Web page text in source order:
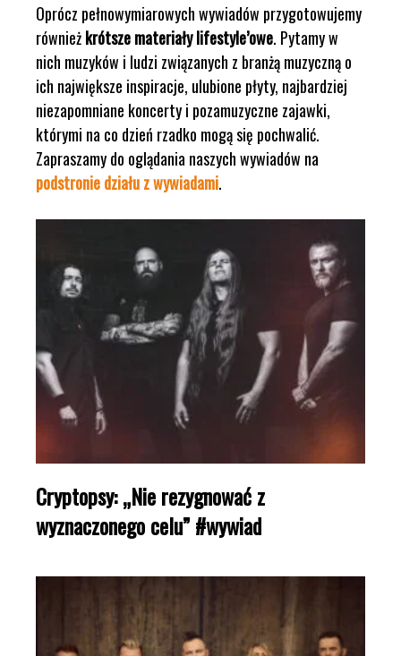
Oprócz pełnowymiarowych wywiadów przygotowujemy
równieżkrótsze materiały lifestyle’owe. Pytamy w
nich muzyków i ludzi związanych z branżą muzyczną o
ich największe inspiracje, ulubione płyty, najbardziej
niezapomniane koncerty i pozamuzyczne zajawki,
którymi na co dzień rzadko mogą się pochwalić.
Zapraszamy do oglądania naszych wywiadów na
podstronie działu z wywiadami.
Cryptopsy: „Nie rezygnować z
wyznaczonego celu” #wywiad